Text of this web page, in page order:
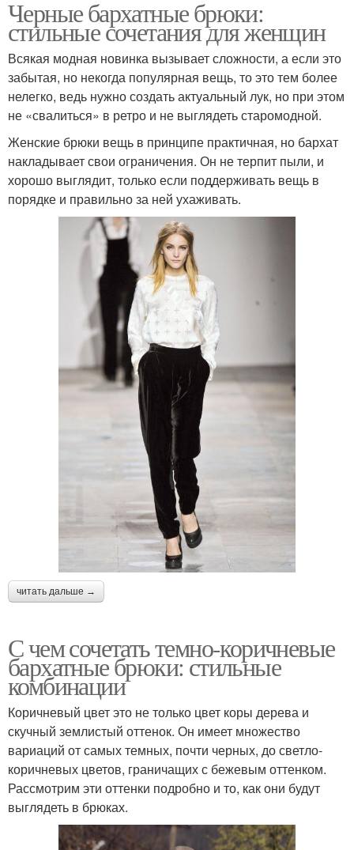
Черные бархатные брюки:
стильные сочетания для женщин
Всякая модная новинка вызывает сложности, а если это
забытая, но некогда популярная вещь, то это тем более
нелегко, ведь нужно создать актуальный лук, но при этом
не «свалиться» в ретро и не выглядеть старомодной.
Женские брюки вещь в принципе практичная, но бархат
накладывает свои ограничения. Он не терпит пыли, и
хорошо выглядит, только если поддерживать вещь в
порядке и правильно за ней ухаживать.
читать дальше →
С чем сочетать темно-коричневые
бархатные брюки: стильные
комбинации
Коричневый цвет это не только цвет коры дерева и
скучный землистый оттенок. Он имеет множество
вариаций от самых темных, почти черных, до светло-
коричневых цветов, граничащих с бежевым оттенком.
Рассмотрим эти оттенки подробно и то, как они будут
выглядеть в брюках.